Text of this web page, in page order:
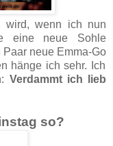
wird, wenn ich nun
eine neue Sohle
Paar neue Emma-Go
hänge ich sehr. Ich
Verdammt ich lieb
so?